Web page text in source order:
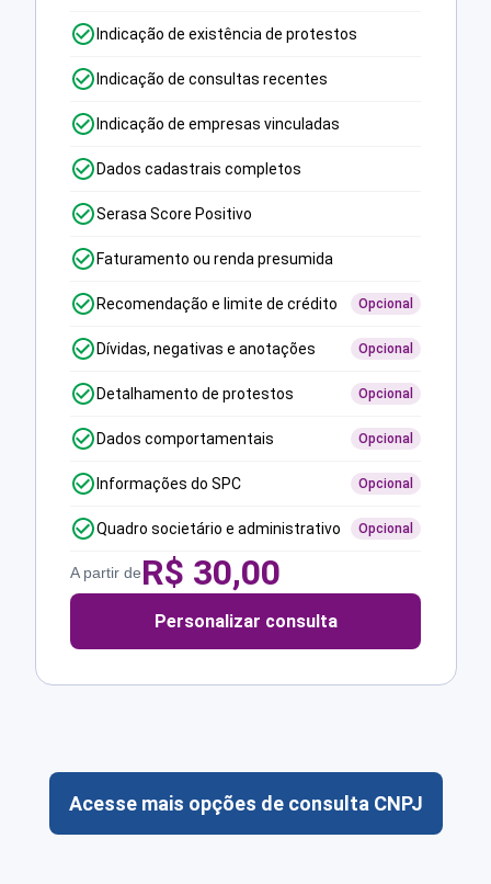
Indicação de existência de protestos
Indicação de consultas recentes
Indicação de empresas vinculadas
Dados cadastrais completos
Serasa Score Positivo
Faturamento ou renda presumida
Recomendação e limite de crédito Opcional
Dívidas, negativas e anotações Opcional
Detalhamento de protestos Opcional
Dados comportamentais Opcional
Informações do SPC Opcional
Quadro societário e administrativo Opcional
A partir deR$ 30,00
Personalizar consulta
Acesse mais opções de consulta CNPJ